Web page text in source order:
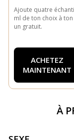
Ajoute quatre
ml de ton choix à
un gratuit.
ACHETEZ
MAINTENANT
À